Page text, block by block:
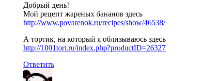
Добрый день!
Мой рецепт жареных бананов здесь
http://www.povarenok.ru/recipes/show/46538/
А тортик, на который я облизываюсь здесь
http://1001tort.ru/index.php?productID=26327
Ответить